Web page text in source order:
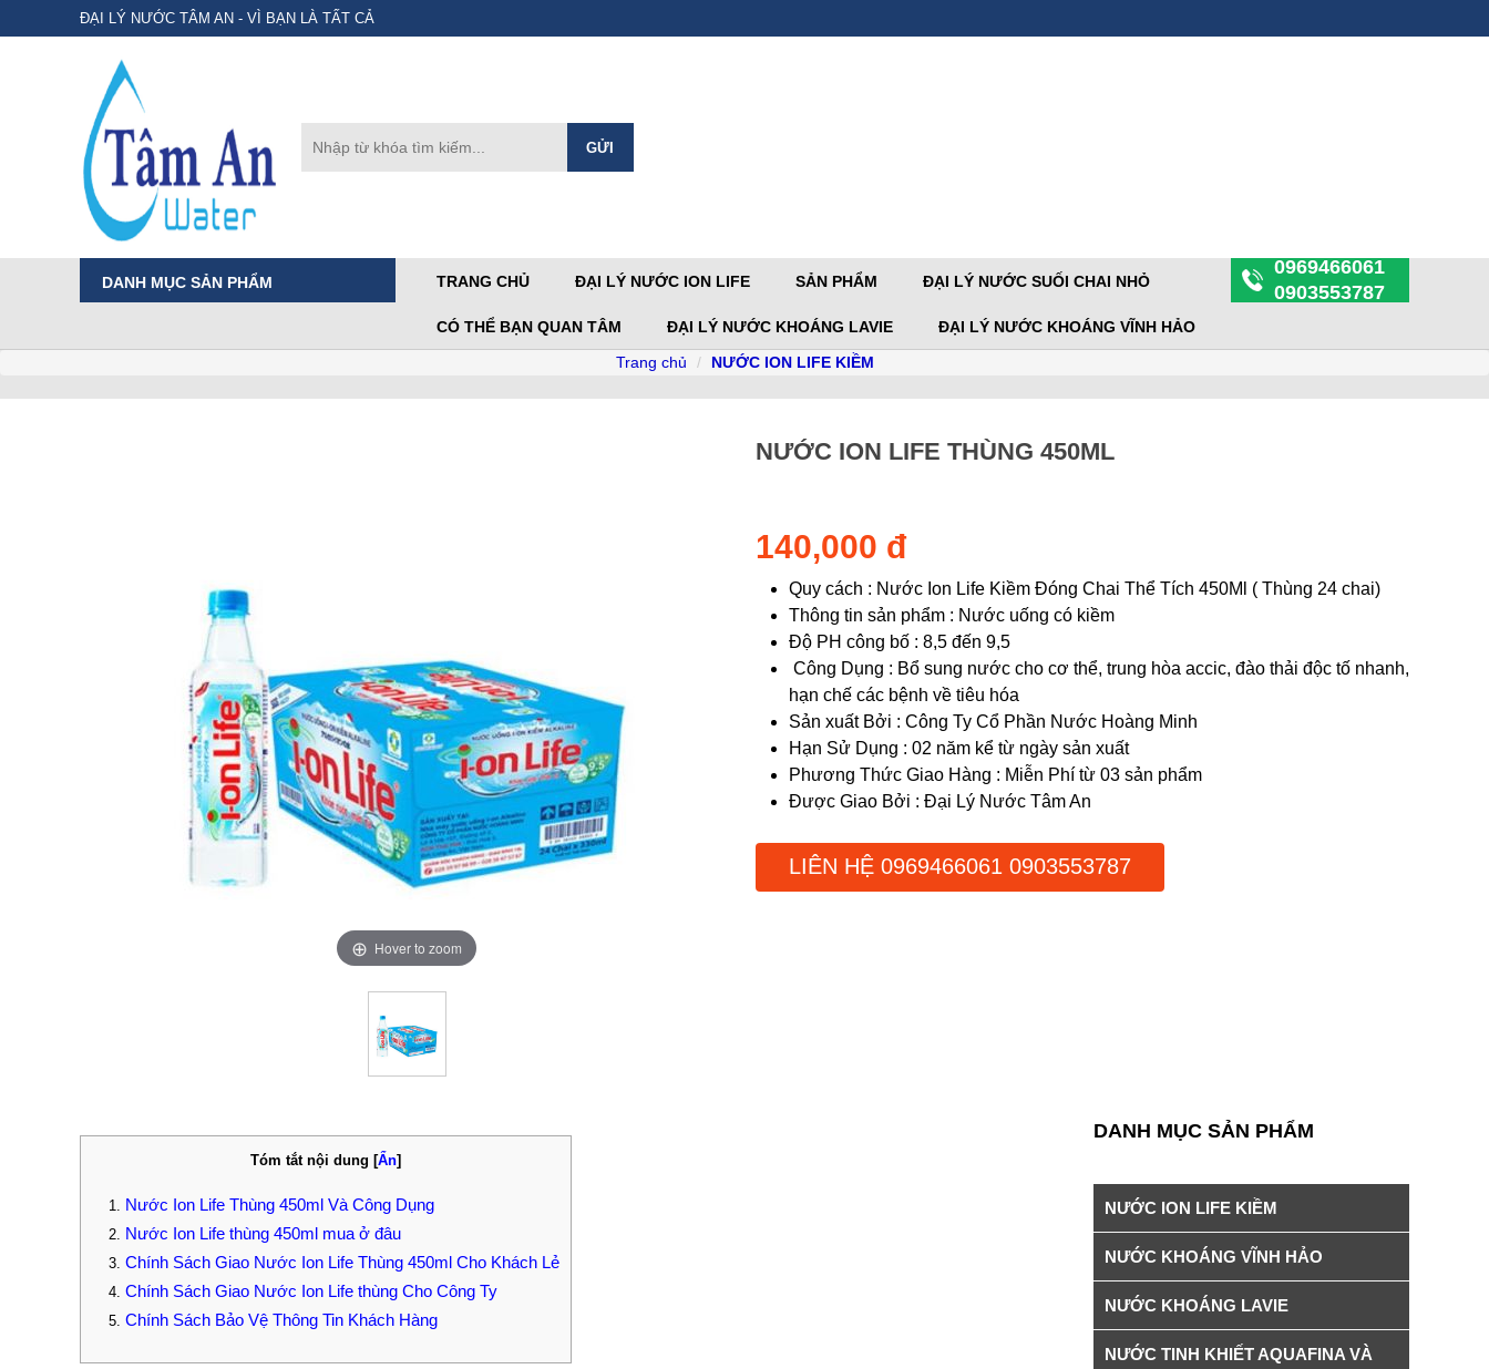
ĐẠI LÝ NƯỚC TÂM AN - VÌ BẠN LÀ TẤT CẢ
DANH MỤC SẢN PHẨM TRANG CHỦ ĐẠI LÝ NƯỚC ION LIFE SẢN PHẨM ĐẠI LÝ NƯỚC SUỐI CHAI NHỎ
CÓ THỂ BẠN QUAN TÂM ĐẠI LÝ NƯỚC KHOÁNG LAVIE ĐẠI LÝ NƯỚC KHOÁNG VĨNH HẢO
0969466061
0903553787
Trang chủ NƯỚC ION LIFE KIỀM
Hover to zoom
NƯỚC ION LIFE THÙNG 450ML
140,000 đ
Quy cách : Nước Ion Life Kiềm Đóng Chai Thể Tích 450Ml ( Thùng 24 chai)
Thông tin sản phẩm : Nước uống có kiềm
Độ PH công bố : 8,5 đến 9,5
Công Dụng : Bổ sung nước cho cơ thể, trung hòa accic, đào thải độc tố nhanh,
hạn chế các bệnh về tiêu hóa
Sản xuất Bởi : Công Ty Cổ Phần Nước Hoàng Minh
Hạn Sử Dụng : 02 năm kể từ ngày sản xuất
Phương Thức Giao Hàng : Miễn Phí từ 03 sản phẩm
Được Giao Bởi : Đại Lý Nước Tâm An
LIÊN HỆ 0969466061 0903553787
Tóm tắt nội dung [Ẩn]
Nước Ion Life Thùng 450ml Và Công Dụng
Nước Ion Life thùng 450ml mua ở đâu
Chính Sách Giao Nước Ion Life Thùng 450ml Cho Khách Lẻ
Chính Sách Giao Nước Ion Life thùng Cho Công Ty
Chính Sách Bảo Vệ Thông Tin Khách Hàng
DANH MỤC SẢN PHẨM
NƯỚC ION LIFE KIỀM
NƯỚC KHOÁNG VĨNH HẢO
NƯỚC KHOÁNG LAVIE
NƯỚC TINH KHIẾT AQUAFINA VÀ